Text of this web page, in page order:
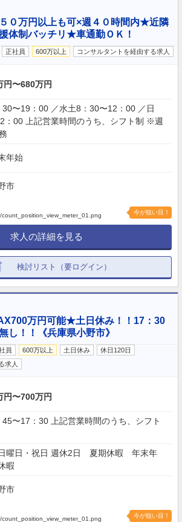
０万円以上も可×週４０時間内★近隣
体制バッチリ★車通勤ＯＫ！
正社員 600万以上 コンサルタントを経由する求人
円〜680万円
30〜19：00 ／水土8：30〜12：00 ／日
ち、シフト制 ※週
年始
市
今が狙い目！
求人の詳細を見る
検討リスト（要ログイン）
万円可能★土日休み！！17：30
し！！《兵庫県小野市》
員 600万以上 土日休み
休日120日
求人
円〜700万円
記営業時間のうち、シフト
曜日・祝日 週休2日 夏期休暇 年末年
暇
市
今が狙い目！